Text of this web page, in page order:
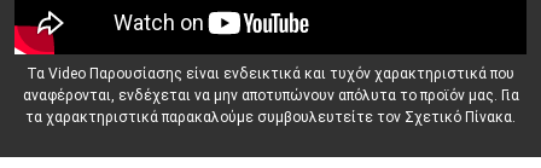
ΓΛΥΦΑΔΑ
A. Παπανδρέου 4
ΚΕΝΤΡΙΚΕΣ ΑΠΟΘΗΚΕΣ
ΘΕΣΣΑΛΟΝΙΚΗ
Δωδεκανήσου 28 &
Πολυτεχνείου
Τα Video Παρουσίασης είναι ενδεικτικά και τυχόν χαρακτηριστικά που
αναφέρονται, ενδέχεται να μην αποτυπώνουν απόλυτα το προϊόν μας. Για
τα χαρακτηριστικά παρακαλούμε συμβουλευτείτε τον Σχετικό Πίνακα.